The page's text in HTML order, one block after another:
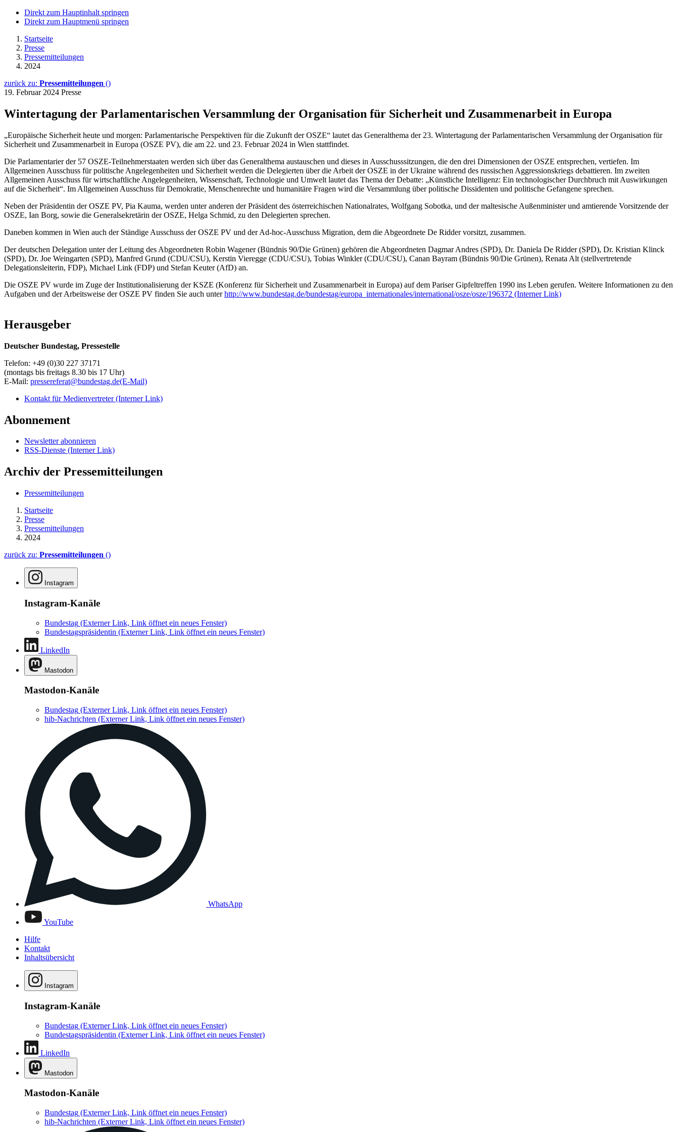
Direkt zum Hauptinhalt springen
Direkt zum Hauptmenü springen
Startseite
Presse
Pressemitteilungen
2024
zurück zu: Pressemitteilungen ()
19. Februar 2024 Presse
Wintertagung der Parlamentarischen Versammlung der Organisation für Sicherheit und Zusammenarbeit in Europa
„Europäische Sicherheit heute und morgen: Parlamentarische Perspektiven für die Zukunft der OSZE“ lautet das Generalthema der 23. Wintertagung der Parlamentarischen Versammlung der Organisation für
Sicherheit und Zusammenarbeit in Europa (OSZE PV), die am 22. und 23. Februar 2024 in Wien stattfindet.
Die Parlamentarier der 57 OSZE-Teilnehmerstaaten werden sich über das Generalthema austauschen und dieses in Ausschusssitzungen, die den drei Dimensionen der OSZE entsprechen, vertiefen. Im
Allgemeinen Ausschuss für politische Angelegenheiten und Sicherheit werden die Delegierten über die Arbeit der OSZE in der Ukraine während des russischen Aggressionskriegs debattieren. Im zweiten
Allgemeinen Ausschuss für wirtschaftliche Angelegenheiten, Wissenschaft, Technologie und Umwelt lautet das Thema der Debatte: „Künstliche Intelligenz: Ein technologischer Durchbruch mit Auswirkungen
auf die Sicherheit“. Im Allgemeinen Ausschuss für Demokratie, Menschenrechte und humanitäre Fragen wird die Versammlung über politische Dissidenten und politische Gefangene sprechen.
Neben der Präsidentin der OSZE PV, Pia Kauma, werden unter anderen der Präsident des österreichischen Nationalrates, Wolfgang Sobotka, und der maltesische Außenminister und amtierende Vorsitzende der
OSZE, Ian Borg, sowie die Generalsekretärin der OSZE, Helga Schmid, zu den Delegierten sprechen.
Daneben kommen in Wien auch der Ständige Ausschuss der OSZE PV und der Ad-hoc-Ausschuss Migration, dem die Abgeordnete De Ridder vorsitzt, zusammen.
Der deutschen Delegation unter der Leitung des Abgeordneten Robin Wagener (Bündnis 90/Die Grünen) gehören die Abgeordneten Dagmar Andres (SPD), Dr. Daniela De Ridder (SPD), Dr. Kristian Klinck
(SPD), Dr. Joe Weingarten (SPD), Manfred Grund (CDU/CSU), Kerstin Vieregge (CDU/CSU), Tobias Winkler (CDU/CSU), Canan Bayram (Bündnis 90/Die Grünen), Renata Alt (stellvertretende
Delegationsleiterin, FDP), Michael Link (FDP) und Stefan Keuter (AfD) an.
Die OSZE PV wurde im Zuge der Institutionalisierung der KSZE (Konferenz für Sicherheit und Zusammenarbeit in Europa) auf dem Pariser Gipfeltreffen 1990 ins Leben gerufen. Weitere Informationen zu den
Aufgaben und der Arbeitsweise der OSZE PV finden Sie auch unterhttp://www.bundestag.de/bundestag/europa_internationales/international/osze/osze/196372 (Interner Link)
Herausgeber
Deutscher Bundestag, Pressestelle
Telefon: +49 (0)30 227 37171
(montags bis freitags 8.30 bis 17 Uhr)
E-Mail: pressereferat@bundestag.de(E-Mail)
Kontakt für Medienvertreter(Interner Link)
Abonnement
Newsletter abonnieren
RSS-Dienste (Interner Link)
Archiv der Pressemitteilungen
Pressemitteilungen
Startseite
Presse
Pressemitteilungen
2024
zurück zu: Pressemitteilungen ()
Instagram
Instagram-Kanäle
Bundestag (Externer Link, Link öffnet ein neues Fenster)
Bundestagspräsidentin (Externer Link, Link öffnet ein neues Fenster)
LinkedIn
Mastodon
Mastodon-Kanäle
Bundestag (Externer Link, Link öffnet ein neues Fenster)
hib-Nachrichten (Externer Link, Link öffnet ein neues Fenster)
WhatsApp
YouTube
Hilfe
Kontakt
Inhaltsübersicht
Instagram
Instagram-Kanäle
Bundestag (Externer Link, Link öffnet ein neues Fenster)
Bundestagspräsidentin (Externer Link, Link öffnet ein neues Fenster)
LinkedIn
Mastodon
Mastodon-Kanäle
Bundestag (Externer Link, Link öffnet ein neues Fenster)
hib-Nachrichten (Externer Link, Link öffnet ein neues Fenster)